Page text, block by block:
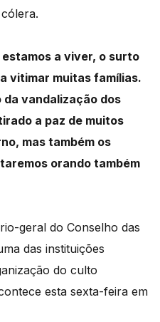
a viver, o surto
vitimar muitas famílias.
da vandalização dos
a paz de muitos
mas também os
orando também
geral do Conselho das
das instituições
do culto
esta sexta-feira em